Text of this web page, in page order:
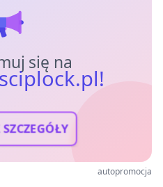
się na
autopromocja